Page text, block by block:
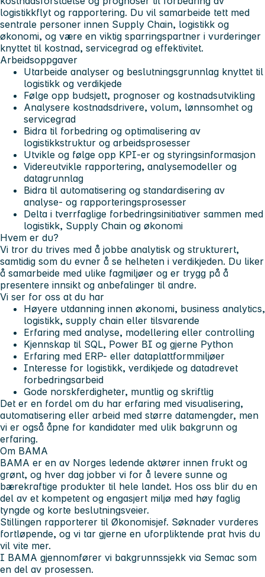
logistikkflyt og rapportering. Du vil samarbeide tett med
sentrale personer innen Supply Chain, logistikk og
økonomi, og være en viktig sparringspartner i vurderinger
knyttet til kostnad, servicegrad og effektivitet.
Arbeidsoppgaver
Utarbeide analyser og beslutningsgrunnlag knyttet til
logistikk og verdikjede
Følge opp budsjett, prognoser og kostnadsutvikling
Analysere kostnadsdrivere, volum, lønnsomhet og
servicegrad
Bidra til forbedring og optimalisering av
logistikkstruktur og arbeidsprosesser
Utvikle og følge opp KPI-er og styringsinformasjon
Videreutvikle rapportering, analysemodeller og
datagrunnlag
Bidra til automatisering og standardisering av
analyse- og rapporteringsprosesser
Delta i tverrfaglige forbedringsinitiativer sammen med
logistikk, Supply Chain og økonomi
Hvem er du?
Vi tror du trives med å jobbe analytisk og strukturert,
samtidig som du evner å se helheten i verdikjeden. Du liker
å samarbeide med ulike fagmiljøer og er trygg på å
presentere innsikt og anbefalinger til andre.
Vi ser for oss at du har
Høyere utdanning innen økonomi, business analytics,
logistikk, supply chain eller tilsvarende
Erfaring med analyse, modellering eller controlling
Kjennskap til SQL, Power BI og gjerne Python
Erfaring med ERP- eller dataplattformmiljøer
Interesse for logistikk, verdikjede og datadrevet
forbedringsarbeid
Gode norskferdigheter, muntlig og skriftlig
Det er en fordel om du har erfaring med visualisering,
automatisering eller arbeid med større datamengder, men
vi er også åpne for kandidater med ulik bakgrunn og
erfaring.
Om BAMA
BAMA er en av Norges ledende aktører innen frukt og
grønt, og hver dag jobber vi for å levere sunne og
bærekraftige produkter til hele landet. Hos oss blir du en
del av et kompetent og engasjert miljø med høy faglig
tyngde og korte beslutningsveier.
Stillingen rapporterer til Økonomisjef. Søknader vurderes
fortløpende, og vi tar gjerne en uforpliktende prat hvis du
vil vite mer.
I BAMA gjennomfører vi bakgrunnssjekk via Semac som
en del av prosessen.